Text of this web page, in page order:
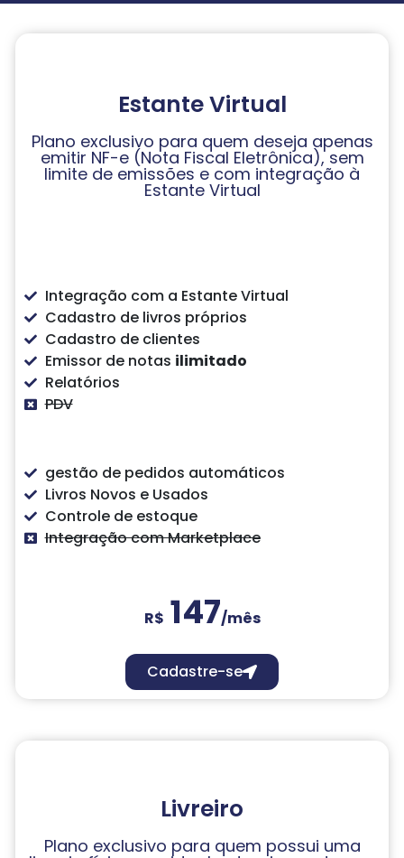
Estante Virtual
Plano exclusivo para quem deseja apenas
emitir NF-e (Nota Fiscal Eletrônica), sem
limite de emissões e com integração à
Estante Virtual
Integração com a Estante Virtual
Cadastro de livros próprios
Cadastro de clientes
Emissor de notas ilimitado
Relatórios
PDV
gestão de pedidos automáticos
Livros Novos e Usados
Controle de estoque
Integração com Marketplace
R$ 147/mês
Cadastre-se
Livreiro
Plano exclusivo para quem possui uma